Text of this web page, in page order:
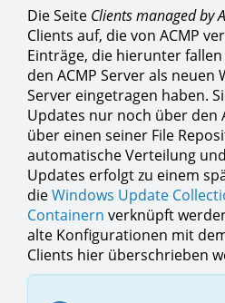
Die Seite Clients managed by
Clients auf, die von ACMP
Einträge, die hierunter
den ACMP Server als neuen
Server eingetragen haben.
Updates nur noch über den
über einen seiner File
automatische Verteilung
Updates erfolgt zu einem
dieWindows Update
Containern verknüpft
alte Konfigurationen mit
Clients hier überschrieben